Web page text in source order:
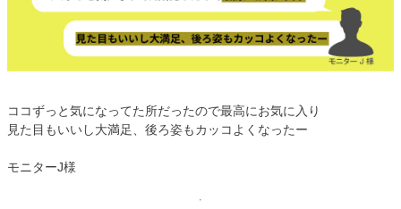
ココずっと気になってた所だったので最高にお気に入り
見た目もいいし大満足、後ろ姿もカッコよくなったー
モニターJ様